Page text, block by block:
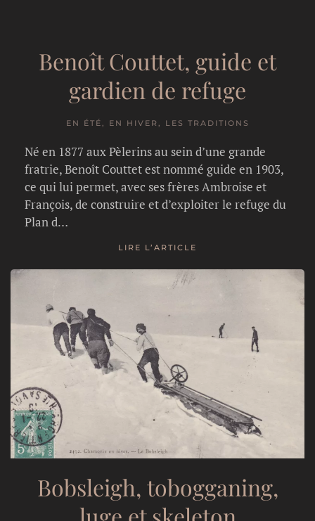
Benoît Couttet, guide et
gardien de refuge
EN ÉTÉ, EN HIVER, LES TRADITIONS
Né en 1877 aux Pèlerins au sein d’une grande
fratrie, Benoît Couttet est nommé guide en 1903,
ce qui lui permet, avec ses frères Ambroise et
François, de construire et d’exploiter le refuge du
Plan d…
LIRE L’ARTICLE
Bobsleigh, tobogganing,